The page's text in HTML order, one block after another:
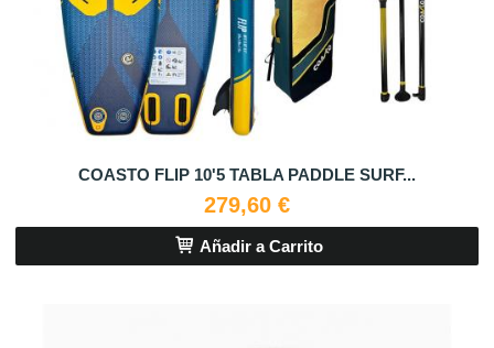
COASTO FLIP 10'5 TABLA PADDLE SURF...
279,60 €
Añadir a Carrito